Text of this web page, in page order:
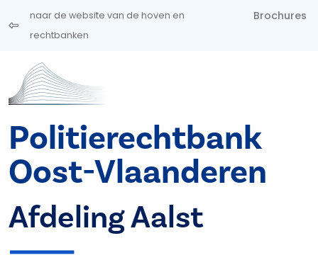
Overslaan en naar de inhoud gaan
naar de website van de hoven en
rechtbanken
Brochures
Politierechtbank
Oost-Vlaanderen
Afdeling Aalst